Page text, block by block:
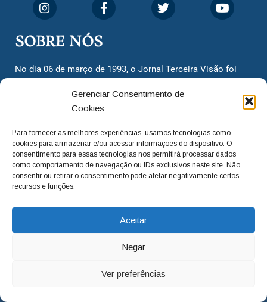
Gerenciar Consentimento de
Cookies
Para fornecer as melhores experiências, usamos tecnologias como
cookies para armazenar e/ou acessar informações do dispositivo. O
consentimento para essas tecnologias nos permitirá processar dados
como comportamento de navegação ou IDs exclusivos neste site. Não
consentir ou retirar o consentimento pode afetar negativamente certos
recursos e funções.
Aceitar
Negar
Ver preferências
SOBRE NÓS
No dia 06 de março de 1993, o Jornal Terceira Visão foi
cidadãos valinhenses, já que naquela época só existiam
dois jornais. Há mais de 30 anos, o jornal continua
com o foco de trazer as melhores notícias. Nunca
deixamos de lado as necessidades do cidadão, sempre
questionando os órgãos públicos em busca de melhorias
para a cidade e sempre cobrando resoluções para casos
adm@jtv.com.br
(19) 3929-6225